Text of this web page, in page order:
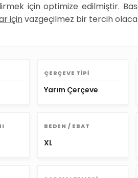
için optimize edilmiştir.
içinvazgeçilmez bir tercih
ÇERÇEVE TIPI
Yarım Çerçeve
BEDEN / EBAT
XL